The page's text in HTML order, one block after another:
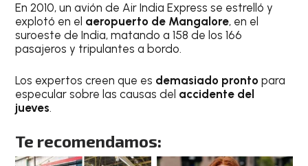
En 2010, un avión de Air India Express se estrelló y
explotó en el aeropuerto de Mangalore, en el
suroeste de India, matando a 158 de los 166
pasajeros y tripulantes a bordo.
Los expertos creen que es demasiado pronto para
especular sobre las causas del accidente del
jueves.
Te recomendamos: